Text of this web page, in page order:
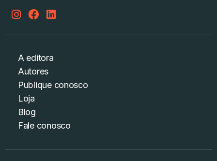
A editora
Autores
Publique conosco
Loja
Blog
Fale conosco